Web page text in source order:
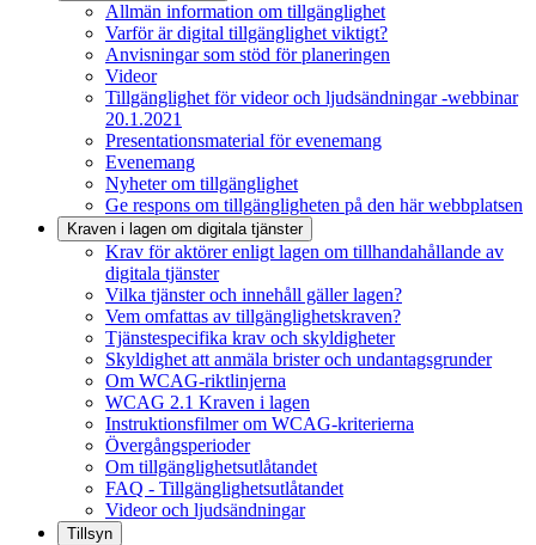
Allmän information om tillgänglighet
Varför är digital tillgänglighet viktigt?
Anvisningar som stöd för planeringen
Videor
Tillgänglighet för videor och ljudsändningar -webbinar
20.1.2021
Presentationsmaterial för evenemang
Evenemang
Nyheter om tillgänglighet
Ge respons om tillgängligheten på den här webbplatsen
Kraven i lagen om digitala tjänster
Krav för aktörer enligt lagen om tillhandahållande av
digitala tjänster
Vilka tjänster och innehåll gäller lagen?
Vem omfattas av tillgänglighetskraven?
Tjänstespecifika krav och skyldigheter
Skyldighet att anmäla brister och undantagsgrunder
Om WCAG-riktlinjerna
WCAG 2.1 Kraven i lagen
Instruktionsfilmer om WCAG-kriterierna
Övergångsperioder
Om tillgänglighetsutlåtandet
FAQ - Tillgänglighetsutlåtandet
Videor och ljudsändningar
Tillsyn